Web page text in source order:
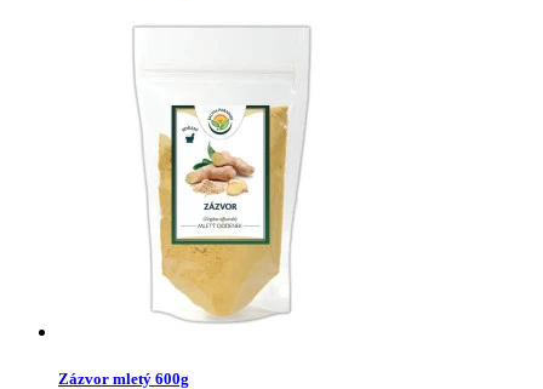
Zázvor mletý 600g